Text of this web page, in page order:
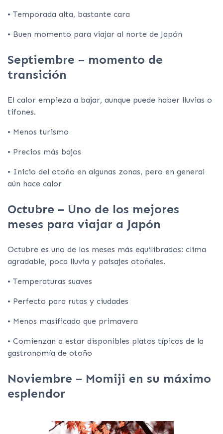
• Temporada alta, bastante cara
• Buen momento para viajar al norte de Japón
Septiembre – momento de
transición
El calor empieza a bajar, aunque puede haber lluvias o
tifones.
• Menos turismo
• Precios más bajos
• Inicio del otoño en algunas zonas, pero en general
aún hace calor
Octubre – Uno de los mejores
meses para viajar a Japón
Octubre es uno de los meses más equilibrados: clima
agradable, poca lluvia y paisajes otoñales.
• Temperaturas suaves
• Perfecto para rutas y ciudades
• Menos masificado que primavera
• Comienzan a estar disponibles platos típicos de la
gastronomía de otoño
Noviembre – Momiji en su máximo
esplendor